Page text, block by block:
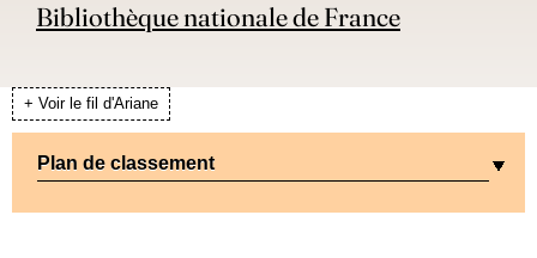
Bibliothèque nationale de France
+ Voir le fil d'Ariane
Plan de classement